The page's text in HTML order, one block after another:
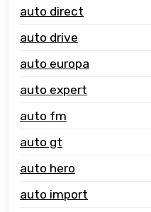
auto direct
auto drive
auto europa
auto expert
auto fm
auto gt
auto hero
auto import